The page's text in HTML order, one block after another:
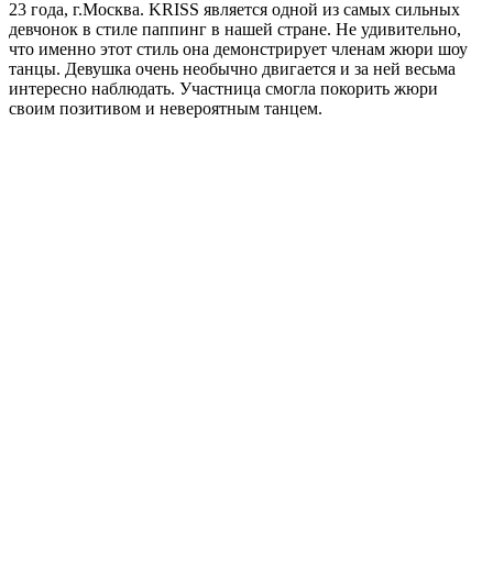
23 года, г.Москва. KRISS является одной из самых сильных
девчонок в стиле паппинг в нашей стране. Не удивительно,
что именно этот стиль она демонстрирует членам жюри шоу
танцы. Девушка очень необычно двигается и за ней весьма
интересно наблюдать. Участница смогла покорить жюри
своим позитивом и невероятным танцем.